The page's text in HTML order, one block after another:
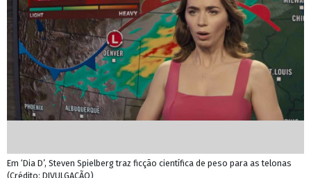
Em ‘Dia D’, Steven Spielberg traz ficção científica de peso para as telonas
(Crédito: DIVULGAÇÃO)